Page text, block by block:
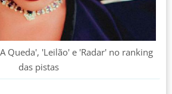
Queda', 'Leilão' e 'Radar' no ranking
das pistas